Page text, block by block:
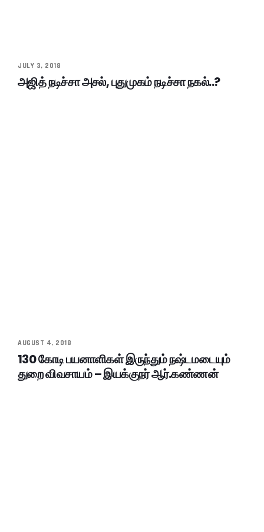
JULY 3, 2018
அஜித் நடிச்சா அசல், புதுமுகம் நடிச்சா நகல்..?
AUGUST 4, 2018
130 கோடி பயனாளிகள் இருந்தும் நஷ்டமடையும்
துறை விவசாயம் – இயக்குநர் ஆர்.கண்ணன்